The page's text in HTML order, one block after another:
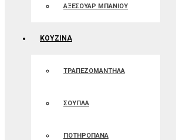
ΑΞΕΣΟΥΑΡ ΜΠΑΝΙΟΥ
ΚΟΥΖΙΝΑ
ΤΡΑΠΕΖΟΜΑΝΤΗΛΑ
ΣΟΥΠΛΑ
ΠΟΤΗΡΟΠΑΝΑ